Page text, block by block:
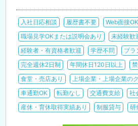
入社日応相談 履歴書不要
Web面接OK
職場見学OKまたは説明会あり
未経験歓
経験者・有資格者歓迎
学歴不問 ブラ
完全週休2日制
年間休日120日以上
食堂・売店あり
上場企業・上場企業の
車通勤OK
転勤なし 交通費支給
社
産休・育休取得実績あり
制服貸与 研